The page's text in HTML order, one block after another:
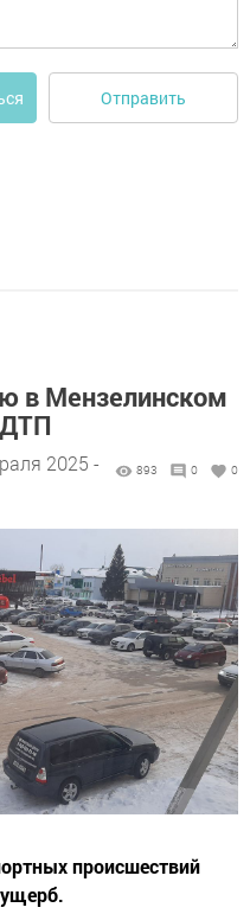
Отправить
в Мензелинском
2025 -
893 0 0
происшествий